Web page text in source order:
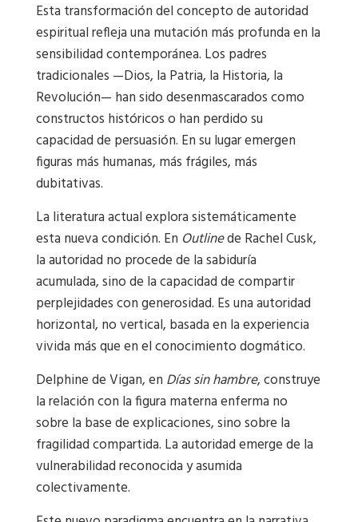
Esta transformación del concepto de autoridad
espiritual refleja una mutación más profunda en la
sensibilidad contemporánea. Los padres
tradicionales —Dios, la Patria, la Historia, la
Revolución— han sido desenmascarados como
constructos históricos o han perdido su
capacidad de persuasión. En su lugar emergen
figuras más humanas, más frágiles, más
dubitativas.
La literatura actual explora sistemáticamente
esta nueva condición. En Outlinede Rachel Cusk,
la autoridad no procede de la sabiduría
acumulada, sino de la capacidad de compartir
perplejidades con generosidad. Es una autoridad
horizontal, no vertical, basada en la experiencia
vivida más que en el conocimiento dogmático.
Delphine de Vigan, en Días sin hambre, construye
la relación con la figura materna enferma no
sobre la base de explicaciones, sino sobre la
fragilidad compartida. La autoridad emerge de la
vulnerabilidad reconocida y asumida
colectivamente.